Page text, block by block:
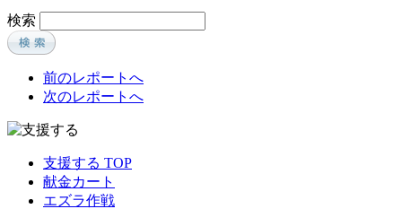
検索
前のレポートへ
次のレポートへ
支援する TOP
献金カート
エズラ作戦